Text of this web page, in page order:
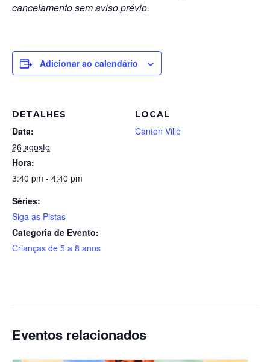
cancelamento sem aviso prévio.
Adicionar ao calendário
DETALHES
Data:
26 agosto
Hora:
3:40 pm - 4:40 pm
Séries:
Siga as Pistas
Categoria de Evento:
Crianças de 5 a 8 anos
LOCAL
Canton Ville
Eventos relacionados